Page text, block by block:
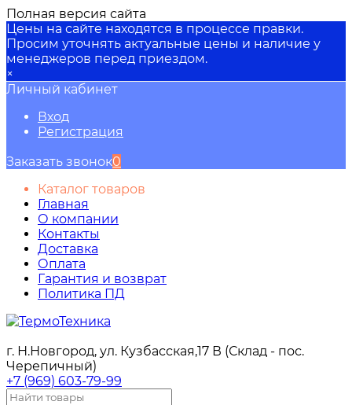
Полная версия сайта
Цены на сайте находятся в процессе правки.
Просим уточнять актуальные цены и наличие у
менеджеров перед приездом.
×
Личный кабинет
Вход
Регистрация
Заказать звонок0
Каталог товаров
Главная
О компании
Контакты
Доставка
Оплата
Гарантия и возврат
Политика ПД
г. Н.Новгород, ул. Кузбасская,17 В (Склад - пос.
Черепичный)
+7 (969) 603-79-99